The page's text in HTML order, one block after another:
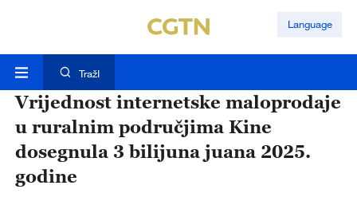
Language
TražI
Vrijednost internetske maloprodaje
u ruralnim područjima Kine
dosegnula 3 bilijuna juana 2025.
godine